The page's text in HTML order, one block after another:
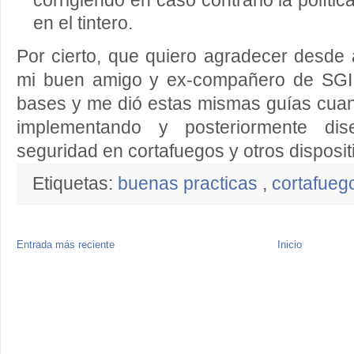
en el tintero.
Por cierto, que quiero agradecer
mi buen amigo y ex-compañero de
bases y me dió estas mismas guías
implementando y posteriormente
seguridad en cortafuegos y otros
Etiquetas: buenas practicas ,
Entrada más reciente Inicio